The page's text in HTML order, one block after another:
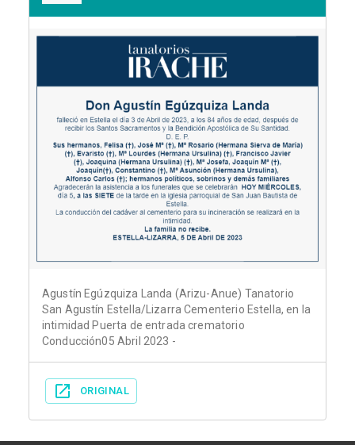
Agustín Egúzquiza Landa (Arizu-Anue) Tanatorio
San Agustín Estella/Lizarra Cementerio Estella, en la
intimidad Puerta de entrada crematorio
Conducción05 Abril 2023 -
ORIGINAL